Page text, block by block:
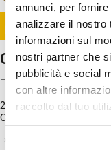
annunci, per
analizzare il nostro
informazioni sul
nostri partner che
pubblicità e social
con altre
raccolto dal tuo
Selezione
Image
Come funziona
Laboratorio
20 Set 2026 / 11:15 -
Costo
Proveremo a costruire